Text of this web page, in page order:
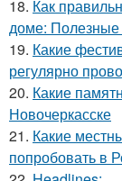
18. Как
доме: Полезные
19. Какие
регулярно
20. Какие
Новочеркасске
21. Какие
попробовать в